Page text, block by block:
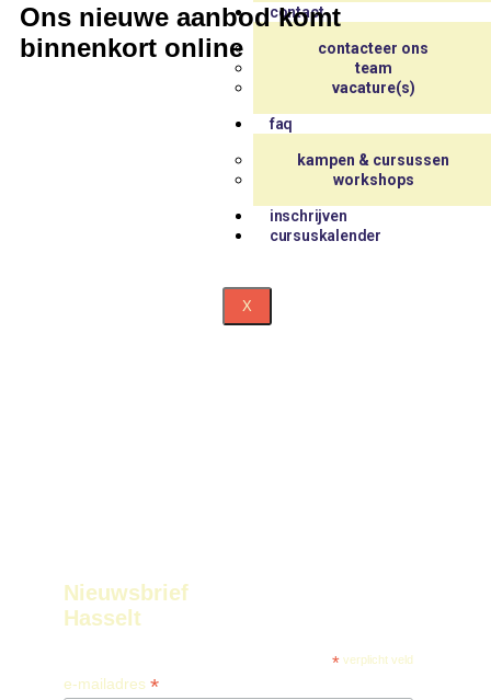
contact
contacteer ons
team
vacature(s)
faq
kampen & cursussen
workshops
inschrijven
cursuskalender
X
Ons nieuwe aanbod komt
binnenkort online
Nieuwsbrief
Hasselt
*verplicht veld
e-mailadres *